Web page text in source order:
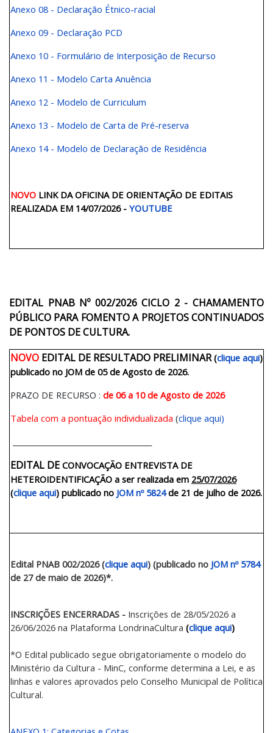
Anexo 08 - Declaração Étnico-racial
Anexo 09 - Declaração PCD
Anexo 10 - Formulário de Interposição de Recurso
Anexo 11 - Modelo Carta Anuência
Anexo 12 - Modelo de Curriculum
Anexo 13 - Modelo de Carta de Pré-reserva
Anexo 14 - Modelo de Declaração de Residência
NOVO LINK DA OFICINA DE ORIENTAÇÃO DE EDITAIS
REALIZADA EM 14/07/2026 - YOUTUBE
EDITAL PNAB Nº 002/2026 CICLO 2 - CHAMAMENTO
PÚBLICO PARA FOMENTO A PROJETOS CONTINUADOS
DE PONTOS DE CULTURA.
NOVO EDITAL DE RESULTADO PRELIMINAR(clique aqui)
publicado no JOM de 05 de Agosto de 2026.
PRAZO DE RECURSO : de 06 a 10 de Agosto de 2026
Tabela com a pontuação individualizada (clique aqui)
EDITAL DE CONVOCAÇÃO ENTREVISTA DE
HETEROIDENTIFICAÇÃO a ser realizada em 25/07/2026
(clique aqui) publicado no JOM nº 5824de 21 de julho de 2026.
Edital PNAB 002/2026 (clique aqui) (publicado no JOM nº 5784
de 27 de maio de 2026)*.
INSCRIÇÕES ENCERRADAS - Inscrições de 28/05/2026 a
26/06/2026 na Plataforma LondrinaCultura (clique aqui)
*O Edital publicado segue obrigatoriamente o modelo do
Ministério da Cultura - MinC, conforme determina a Lei, e as
linhas e valores aprovados pelo Conselho Municipal de Política
Cultural.